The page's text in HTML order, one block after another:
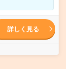
詳しく見る